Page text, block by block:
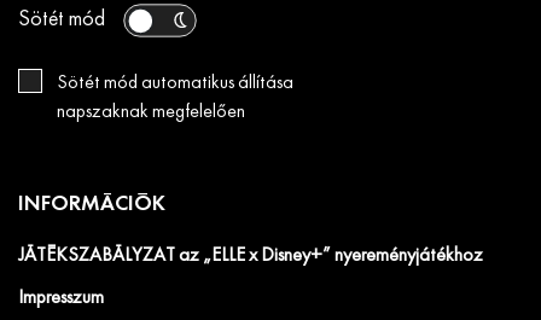
Sötét mód
Sötét mód automatikus állítása
napszaknak megfelelően
INFORMÁCIÓK
JÁTÉKSZABÁLYZAT az „ELLE x Disney+” nyereményjátékhoz
Impresszum